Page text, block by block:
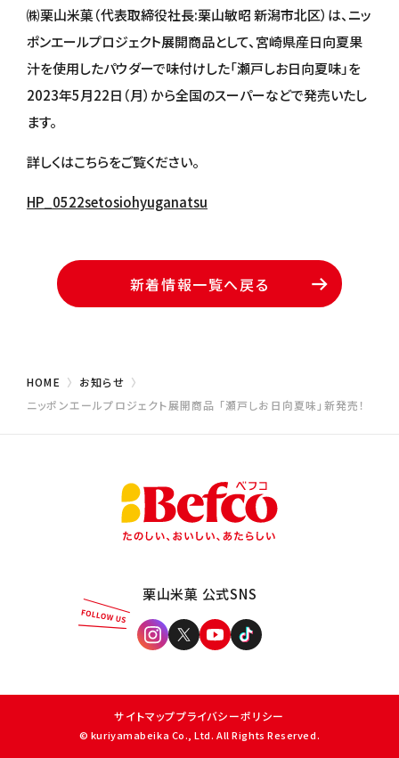
㈱栗山米菓（代表取締役社長:栗山敏昭 新潟市北区）は、ニッ
ポンエールプロジェクト展開商品として、宮崎県産日向夏果
汁を使用したパウダーで味付けした「瀬戸しお日向夏味」を
2023年5月22日（月）から全国のスーパーなどで発売いたし
ます。
詳しくはこちらをご覧ください。
HP_0522setosiohyuganatsu
新着情報一覧へ戻る
HOME
お知らせ
ニッポンエールプロジェクト展開商品 「瀬戸しお日向夏味」新発売！
栗山米菓 公式SNS
サイトマッププライバシーポリシー
© kuriyamabeika Co., Ltd. All Rights Reserved.